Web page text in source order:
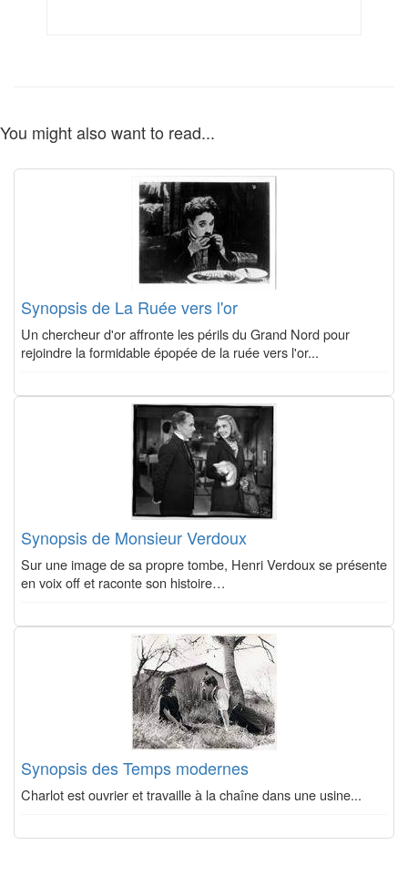
You might also want to read...
Synopsis de La Ruée vers l'or
Un chercheur d'or affronte les périls du Grand Nord pour
rejoindre la formidable épopée de la ruée vers l'or...
Synopsis de Monsieur Verdoux
Sur une image de sa propre tombe, Henri Verdoux se présente
en voix off et raconte son histoire…
Synopsis des Temps modernes
Charlot est ouvrier et travaille à la chaîne dans une usine...